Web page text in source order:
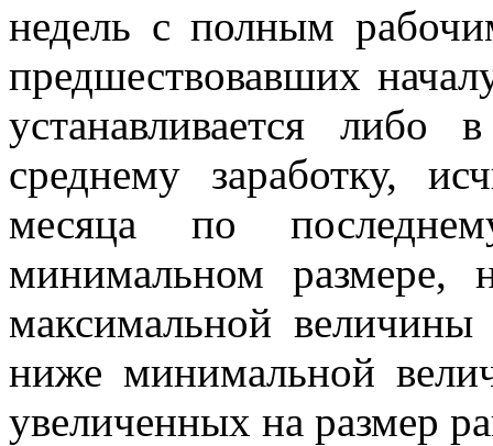
недель с полным
предшествовавших
устанавливается
среднему заработку,
месяца по
минимальном
максимальной
ниже минимальной
увеличенных на размер